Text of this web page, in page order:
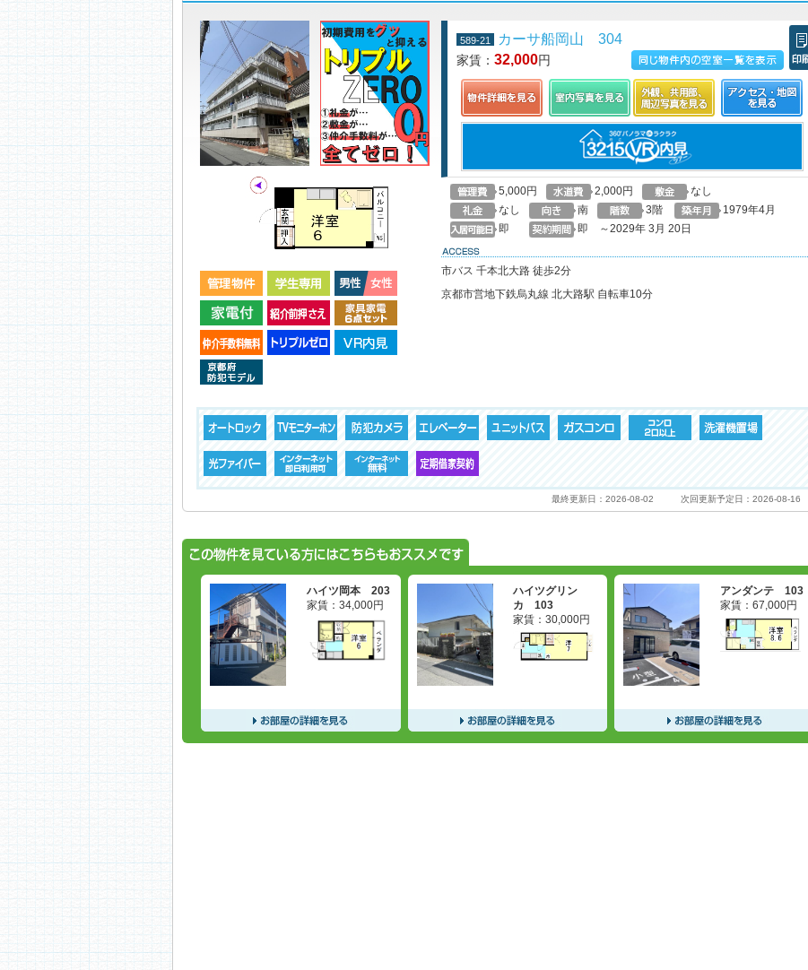
589-21 カーサ船岡山 304
家賃： 32,000円
この物件の空室一覧を見る 印刷
5,000円 2,000円
なし
なし
南 3階
1979年4月
即
即 ～2029年 3月 20日
access
市バス 千本北大路 徒歩2分
京都市営地下鉄烏丸線 北大路駅 自転車10分
次回更新予定日：2026-08-16
最終更新日：2026-08-02
ハイツ岡本 203
家賃： 34,000円
ハイツグリン
カ 103
家賃：30,000円
アンダンテ 103
家賃：67,000円